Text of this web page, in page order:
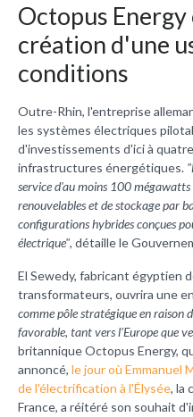
Octopus
création d'une
conditions
Outre-Rhin, l'entreprise
les systèmes électriques
d'investissements d'ici à
infrastructures énergétiques.
service d'au moins 100
renouvelables et de stockage par
configurations hybrides conçues
électrique", détaille le
El Sewedy, fabricant égyptien
transformateurs, ouvrira une
comme pôle stratégique en raison
favorable, tant vers l'Europe que
britannique Octopus Energy,
annoncé, le jour où Emmanuel
de l'électrification à l'Élysée, la
France, a réitéré son souhait